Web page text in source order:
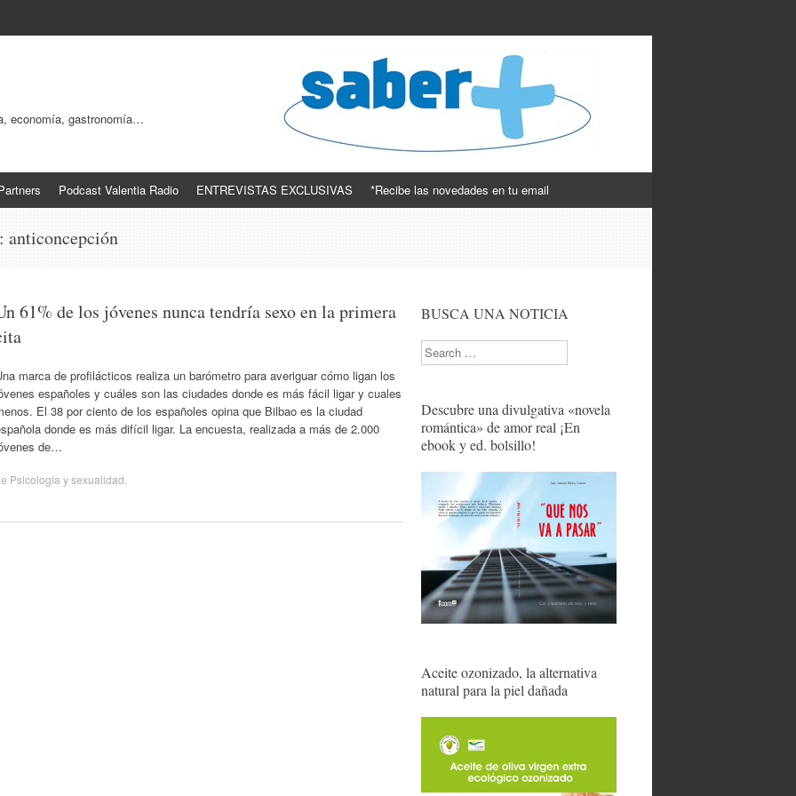
economía, gastronomía…
Podcast Valentia Radio ENTREVISTAS EXCLUSIVAS *Recibe las novedades en tu email
anticoncepción
61% de los jóvenes nunca tendría sexo en la primera
marca de profilácticos realiza un barómetro para averiguar cómo ligan los
españoles y cuáles son las ciudades donde es más fácil ligar y cuales
El 38 por ciento de los españoles opina que Bilbao es la ciudad
donde es más difícil ligar. La encuesta, realizada a más de 2.000
de…
Psicología y sexualidad
BUSCA UNA NOTICIA
Search
Descubre una divulgativa «novela
romántica» de amor real ¡En
ebook y ed. bolsillo!
Aceite ozonizado, la alternativa
natural para la piel dañada